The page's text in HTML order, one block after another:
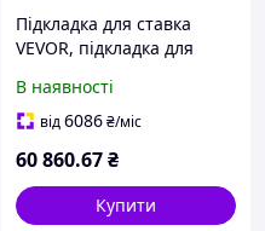
Підкладка для ставка
VEVOR, підкладка для
EPDM, дно легко ріжеться
В наявності
від6086₴/міс
60 860.67₴
Купити